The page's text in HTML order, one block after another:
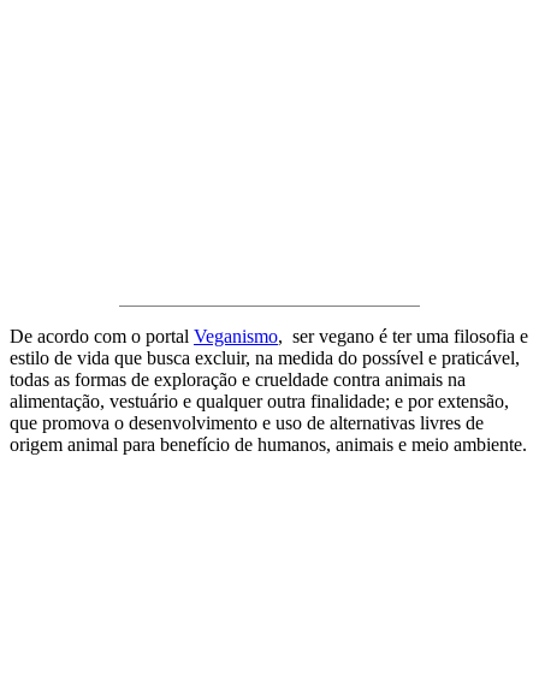
De acordo com o portal Veganismo, ser vegano é ter uma filosofia e
estilo de vida que busca excluir, na medida do possível e praticável,
todas as formas de exploração e crueldade contra animais na
alimentação, vestuário e qualquer outra finalidade; e por extensão,
que promova o desenvolvimento e uso de alternativas livres de
origem animal para benefício de humanos, animais e meio ambiente.